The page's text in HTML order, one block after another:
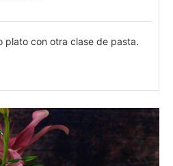
plato con otra clase de pasta.